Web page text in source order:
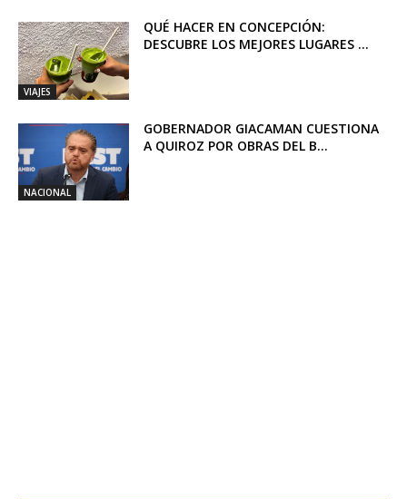
VIAJES
QUÉ HACER EN CONCEPCIÓN:
DESCUBRE LOS MEJORES LUGARES ...
NACIONAL
GOBERNADOR GIACAMAN CUESTIONA
A QUIROZ POR OBRAS DEL B...